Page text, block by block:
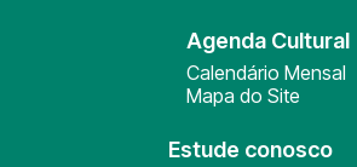
Agenda Cultural
Calendário Mensal
Mapa do Site
Estude conosco